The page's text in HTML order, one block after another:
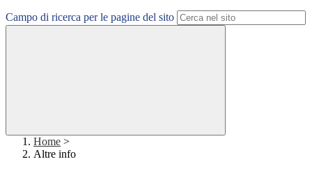
Campo di ricerca per le pagine del sito
Home >
Altre info